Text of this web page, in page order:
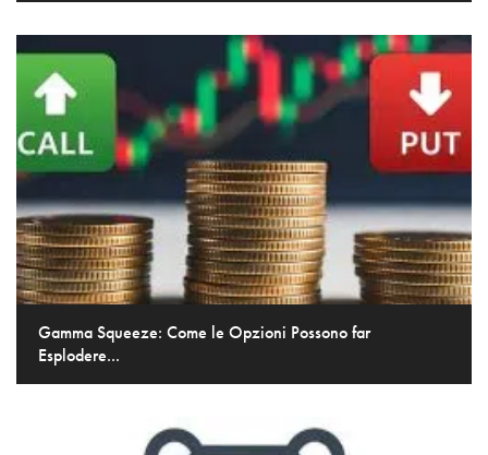
Gamma Squeeze: Come le Opzioni Possono far
Esplodere...